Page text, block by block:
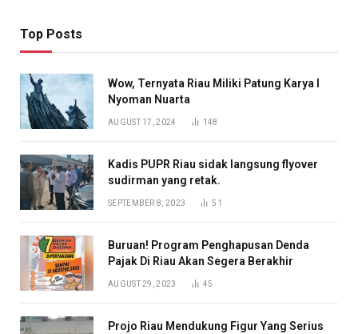
Top Posts
Wow, Ternyata Riau Miliki Patung Karya I
Nyoman Nuarta
AUGUST 17, 2024 148
Kadis PUPR Riau sidak langsung flyover
sudirman yang retak.
SEPTEMBER 8, 2023 51
Buruan! Program Penghapusan Denda
Pajak Di Riau Akan Segera Berakhir
AUGUST 29, 2023 45
Projo Riau Mendukung Figur Yang Serius